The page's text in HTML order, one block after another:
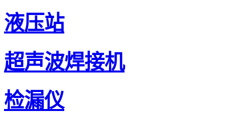
液压站
超声波焊接机
检漏仪